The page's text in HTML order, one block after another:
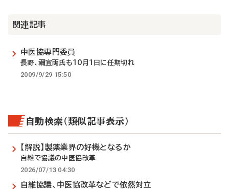
関連記事
中医協専門委員
長野、禰宜両氏も10月1日に任期切れ
2009/9/29 15:50
自動検索（類似記事表示）
【解説】製薬業界の好機となるか
自維で協議の中医協改革
2026/07/13 04:30
自維協議、中医協改革などで依然対立